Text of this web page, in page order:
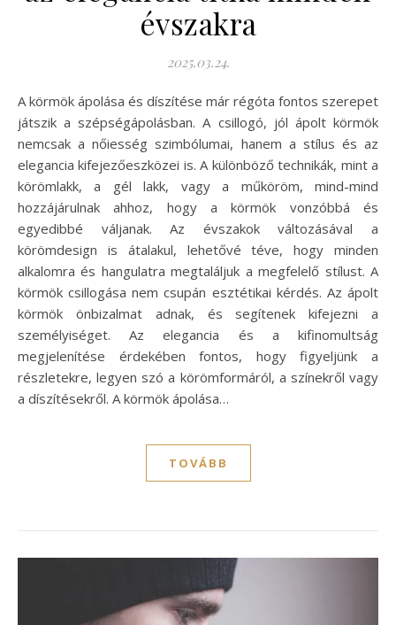
évszakra
2025.03.24.
A körmök ápolása és díszítése már régóta fontos szerepet
játszik a szépségápolásban. A csillogó, jól ápolt körmök
nemcsak a nőiesség szimbólumai, hanem a stílus és az
elegancia kifejezőeszközei is. A különböző technikák, mint a
körömlakk, a gél lakk, vagy a műköröm, mind-mind
hozzájárulnak ahhoz, hogy a körmök vonzóbbá és
egyedibbé váljanak. Az évszakok változásával a
körömdesign is átalakul, lehetővé téve, hogy minden
alkalomra és hangulatra megtaláljuk a megfelelő stílust. A
körmök csillogása nem csupán esztétikai kérdés. Az ápolt
körmök önbizalmat adnak, és segítenek kifejezni a
személyiséget. Az elegancia és a kifinomultság
megjelenítése érdekében fontos, hogy figyeljünk a
részletekre, legyen szó a körömformáról, a színekről vagy
a díszítésekről. A körmök ápolása…
TOVÁBB